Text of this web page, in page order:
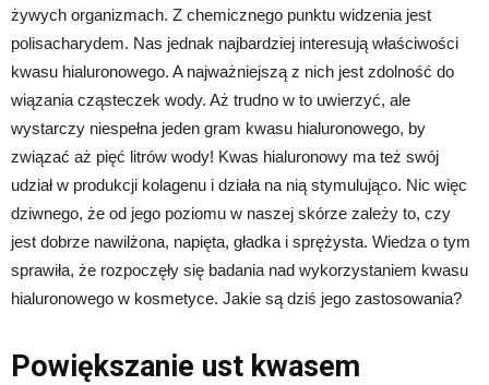
żywych organizmach. Z chemicznego punktu widzenia jest
polisacharydem. Nas jednak najbardziej interesują właściwości
kwasu hialuronowego. A najważniejszą z nich jest zdolność do
wiązania cząsteczek wody. Aż trudno w to uwierzyć, ale
wystarczy niespełna jeden gram kwasu hialuronowego, by
związać aż pięć litrów wody! Kwas hialuronowy ma też swój
udział w produkcji kolagenu i działa na nią stymulująco. Nic więc
dziwnego, że od jego poziomu w naszej skórze zależy to, czy
jest dobrze nawilżona, napięta, gładka i sprężysta. Wiedza o tym
sprawiła, że rozpoczęły się badania nad wykorzystaniem kwasu
hialuronowego w kosmetyce. Jakie są dziś jego zastosowania?
Powiększanie ust kwasem